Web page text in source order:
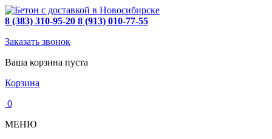
8 (383) 310-95-20 8 (913) 010-77-55
Заказать звонок
Ваша корзина пуста
Корзина
0
МЕНЮ